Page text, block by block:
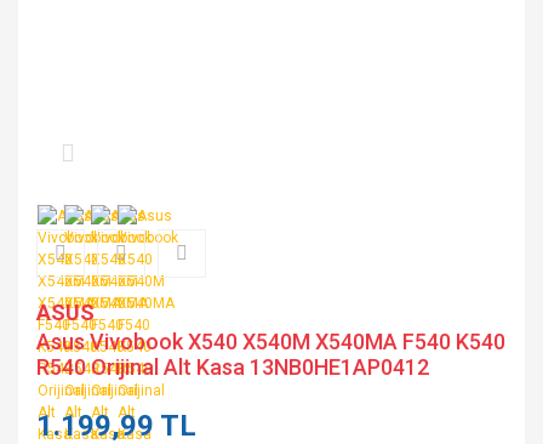
ASUS
Asus Vivobook X540 X540M X540MA F540 K540
R540 Orijinal Alt Kasa 13NB0HE1AP0412
1.199,99 TL